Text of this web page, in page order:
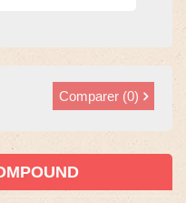
Comparer (0)